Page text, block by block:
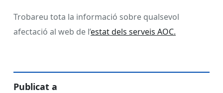
Trobareu tota la informació sobre qualsevol
afectació al web de l’estat dels serveis AOC.
Publicat a